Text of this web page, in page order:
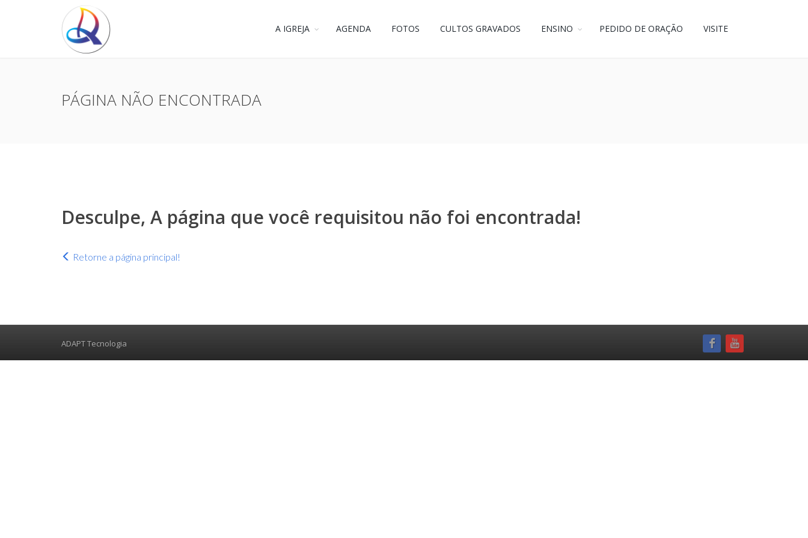
A IGREJA AGENDA FOTOS CULTOS GRAVADOS ENSINO PEDIDO DE ORAÇÃO VISITE
PÁGINA NÃO ENCONTRADA
Desculpe, A página que você requisitou não foi encontrada!
Retorne a página principal!
ADAPT Tecnologia